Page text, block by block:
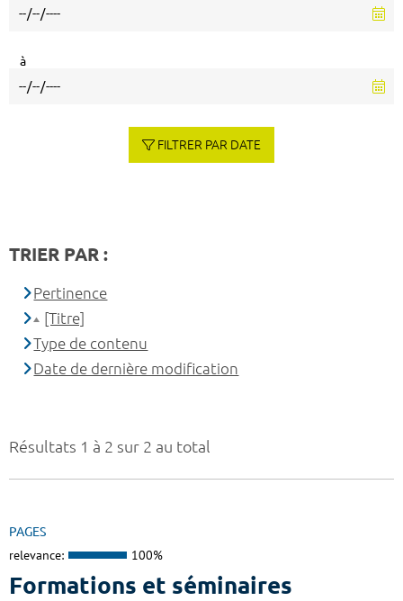
Résultats 1 à 2 sur 2 au total
PAGES
relevance: 100%
Formations et séminaires
à
FILTRER PAR DATE
TRIER PAR :
Pertinence
[Titre]
Type de contenu
Date de dernière modification